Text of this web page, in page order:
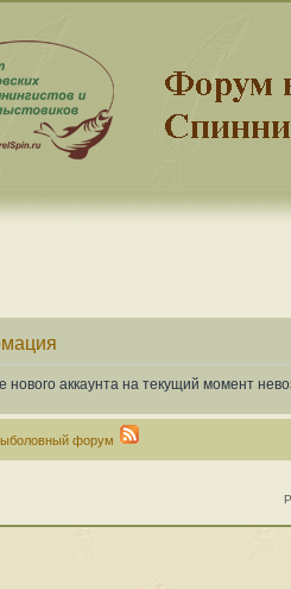
нового аккаунта на текущий момент
форум